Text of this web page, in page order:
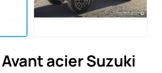
acier Suzuki